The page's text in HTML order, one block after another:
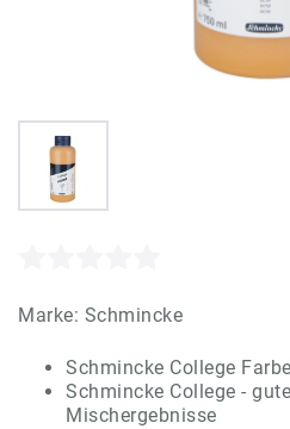
Marke: Schmincke
Schmincke College
Schmincke College -
Mischergebnisse